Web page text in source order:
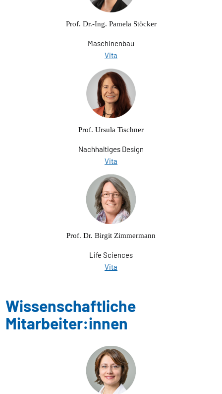
Prof. Dr.-Ing. Pamela Stöcker
Maschinenbau
Vita
Prof. Ursula Tischner
Nachhaltiges Design
Vita
Prof. Dr. Birgit Zimmermann
Life Sciences
Vita
Wissenschaftliche
Mitarbeiter:innen